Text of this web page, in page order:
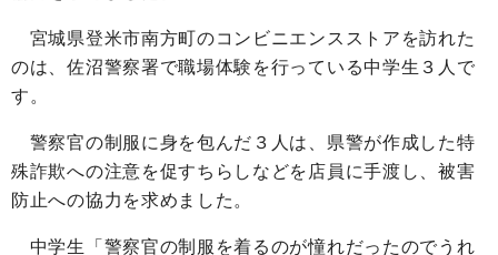
宮城県登米市南方町のコンビニエンスストアを訪れた
のは、佐沼警察署で職場体験を行っている中学生３人で
す。
警察官の制服に身を包んだ３人は、県警が作成した特
殊詐欺への注意を促すちらしなどを店員に手渡し、被害
防止への協力を求めました。
中学生「警察官の制服を着るのが憧れだったのでうれ